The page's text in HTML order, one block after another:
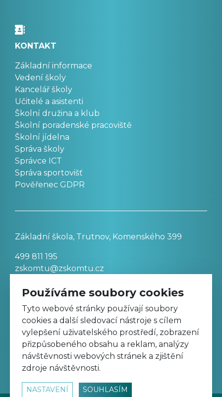
KONTAKT
Základní informace
Vedení školy
Kancelář školy
Učitelé a asistenti
Školní družina a klub
Školní poradenské pracoviště
Školní jídelna
Správa školy
Správce ICT
Správa sportovišť
Pověřenec GDPR
Základní škola, Trutnov, Komenského 399
499 811 195
zskomtu@zskomtu.cz
Prohlášení o přístupnosti stránek
Nastavení cookies
Sledujte nás na Facebooku
Používáme soubory cookies
Tyto webové stránky používají soubory
cookies a další sledovací nástroje s cílem
vylepšení uživatelského prostředí, zobrazení
přizpůsobeného obsahu a reklam, analýzy
návštěvnosti webových stránek a zjištění
zdroje návštěvnosti.
NASTAVENÍ SOUHLASÍM